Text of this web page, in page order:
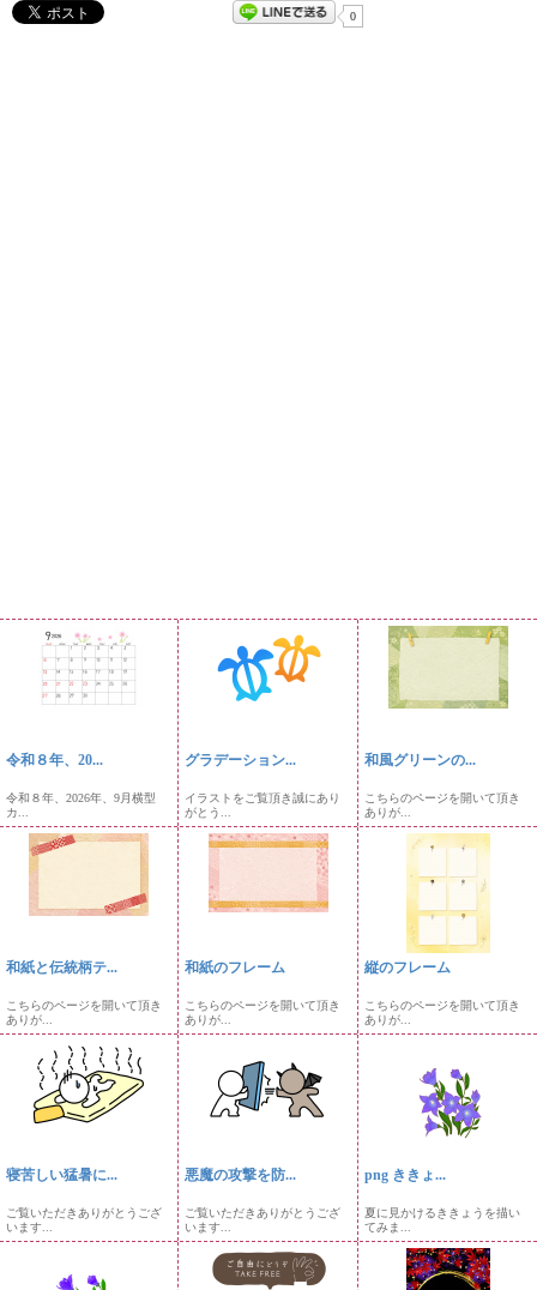
0
令和８年、20...
令和８年、2026年、9月横型
カ...
グラデーション...
イラストをご覧頂き誠にあり
がとう...
和風グリーンの...
こちらのページを開いて頂き
ありが...
和紙と伝統柄テ...
こちらのページを開いて頂き
ありが...
和紙のフレーム
こちらのページを開いて頂き
ありが...
縦のフレーム
こちらのページを開いて頂き
ありが...
寝苦しい猛暑に...
ご覧いただきありがとうござ
います...
悪魔の攻撃を防...
ご覧いただきありがとうござ
います...
png ききょ...
夏に見かけるききょうを描い
てみま...